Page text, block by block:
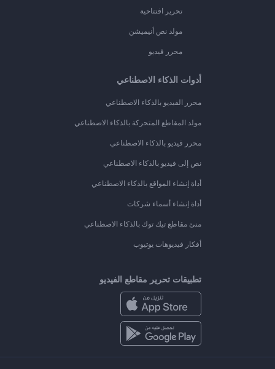
تحرير افتتاحية
مولد نص أنيميشن
محرر فيديو
أدوات الذكاء الاصطناعي
محرر الفيديو بالذكاء الاصطناعي
مولد المقاطع المتحركة بالذكاء الاصطناعي
محرر فيديو بالذكاء الاصطناعي
نص إلى فيديو بالذكاء الاصطناعي
أداة إنشاء المواقع بالذكاء الاصطناعي
أداة إنشاء أسماء شركات
منئ مقاطع تيك توك بالذكاء الاصطناعي
أفكار فيديوهات يوتيوب
تطبيقات تحرير مقاطع الفيديو